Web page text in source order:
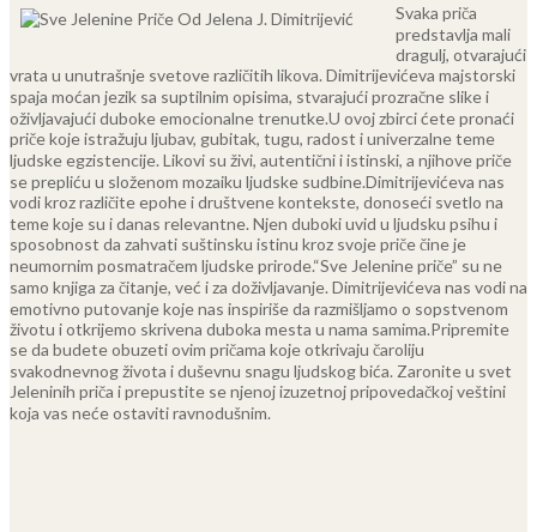
Svaka priča
predstavlja mali
dragulj, otvarajući
vrata u unutrašnje svetove različitih likova. Dimitrijevićeva majstorski
spaja moćan jezik sa suptilnim opisima, stvarajući prozračne slike i
oživljavajući duboke emocionalne trenutke.U ovoj zbirci ćete pronaći
priče koje istražuju ljubav, gubitak, tugu, radost i univerzalne teme
ljudske egzistencije. Likovi su živi, autentični i istinski, a njihove priče
se prepliću u složenom mozaiku ljudske sudbine.Dimitrijevićeva nas
vodi kroz različite epohe i društvene kontekste, donoseći svetlo na
teme koje su i danas relevantne. Njen duboki uvid u ljudsku psihu i
sposobnost da zahvati suštinsku istinu kroz svoje priče čine je
neumornim posmatračem ljudske prirode.“Sve Jelenine priče” su ne
samo knjiga za čitanje, već i za doživljavanje. Dimitrijevićeva nas vodi na
emotivno putovanje koje nas inspiriše da razmišljamo o sopstvenom
životu i otkrijemo skrivena duboka mesta u nama samima.Pripremite
se da budete obuzeti ovim pričama koje otkrivaju čaroliju
svakodnevnog života i duševnu snagu ljudskog bića. Zaronite u svet
Jeleninih priča i prepustite se njenoj izuzetnoj pripovedačkoj veštini
koja vas neće ostaviti ravnodušnim.